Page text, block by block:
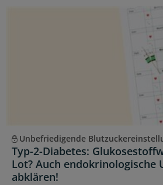
Unbefriedigende
Typ-2-Diabetes:
Lot? Auch endokrinologische
abklären!